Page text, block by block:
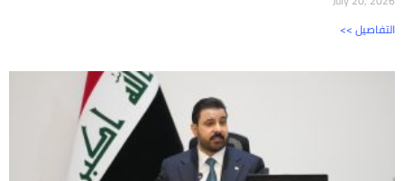
<< التفاصيل